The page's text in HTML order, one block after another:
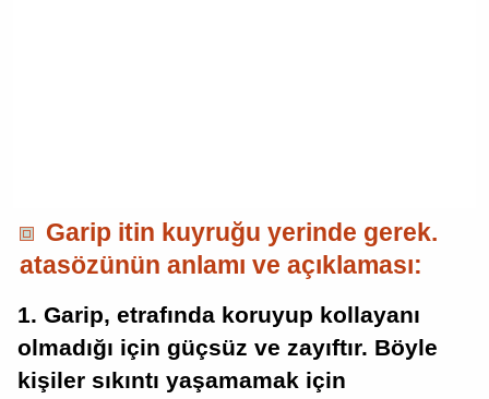
Garip itin kuyruğu yerinde gerek.
atasözünün anlamı ve açıklaması:
1. Garip, etrafında koruyup kollayanı
olmadığı için güçsüz ve zayıftır. Böyle
kişiler sıkıntı yaşamamak için